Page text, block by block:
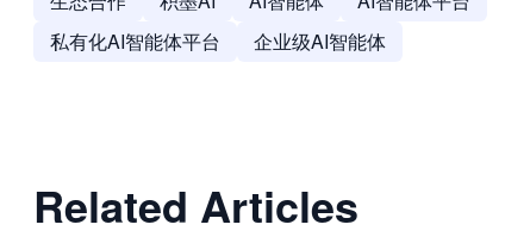
私有化AI智能体平台
企业级AI智能体
Related Articles